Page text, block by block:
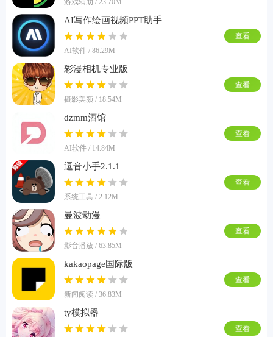
游戏辅助 / 23.70M
AI写作绘画视频PPT助手
AI软件 / 86.29M
查看
彩漫相机专业版
摄影美颜 / 18.54M
查看
dzmm酒馆
AI软件 / 14.84M
查看
逗音小手2.1.1
系统工具 / 2.12M
查看
曼波动漫
影音播放 / 63.85M
查看
kakaopage国际版
新闻阅读 / 36.83M
查看
ty模拟器
查看